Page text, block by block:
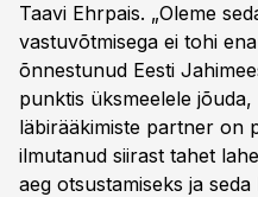
Taavi Ehrpais. „Oleme
vastuvõtmisega ei tohi
õnnestunud Eesti
punktis üksmeelele
läbirääkimiste partner on
ilmutanud siirast tahet
aeg otsustamiseks ja